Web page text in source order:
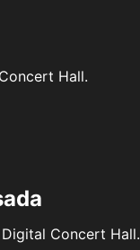
Hall.
Concert Hall.